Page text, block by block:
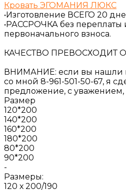
Кровать ЭГОМАНИЯ ЛЮКС
•Изготовление ВСЕГО 20
•РАССРОЧКА без переплаты
первоначального взноса.
КАЧЕСТВО ПРЕВОСХОДИТ
ВНИМАНИЕ: если вы нашли
со мной 8-961-501-50-67, я
предложение, с
Размер
120*200
140*200
160*200
180*200
80*200
90*200
-
Размеры:
120 х 200/190